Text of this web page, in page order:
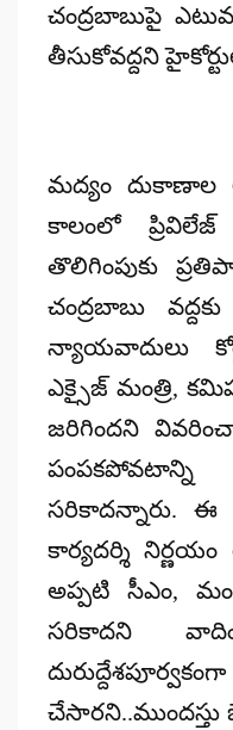
చంద్రబాబుపై
తీసుకోవద్దని
మద్యం దుకాణాల
కాలంలో ప్రివిలేజ్
తొలిగింపుకు
చంద్రబాబు
న్యాయవాదులు
ఎక్సైజ్ మంత్రి,
జరిగిందని
పంపకపోవటాన్ని
సరికాదన్నారు. ఈ
కార్యదర్శి నిర్ణయం
అప్పటి సీఎం,
సరికాదని